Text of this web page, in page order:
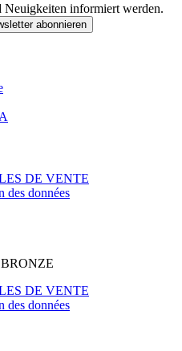
Neuigkeiten informiert werden.
DE VENTE
des données
DE VENTE
des données